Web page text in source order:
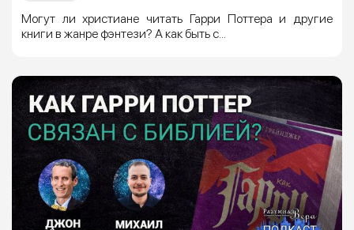
Могут ли христиане читать Гарри Поттера и другие
книги в жанре фэнтези? А как быть с...